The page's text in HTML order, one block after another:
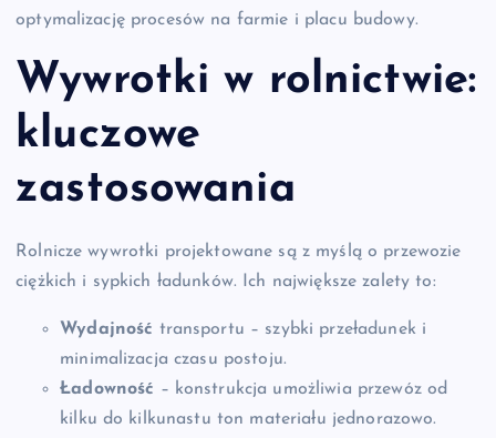
optymalizację procesów na farmie i placu budowy.
Wywrotki w rolnictwie:
kluczowe
zastosowania
Rolnicze wywrotki projektowane są z myślą o przewozie
ciężkich i sypkich ładunków. Ich największe zalety to:
Wydajność transportu – szybki przeładunek i
minimalizacja czasu postoju.
Ładowność – konstrukcja umożliwia przewóz od
kilku do kilkunastu ton materiału jednorazowo.